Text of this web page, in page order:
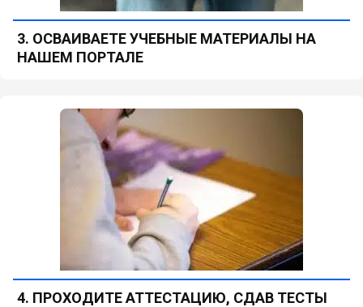
3. ОСВАИВАЕТЕ УЧЕБНЫЕ МАТЕРИАЛЫ НА
НАШЕМ ПОРТАЛЕ
4. ПРОХОДИТЕ АТТЕСТАЦИЮ, СДАВ ТЕСТЫ